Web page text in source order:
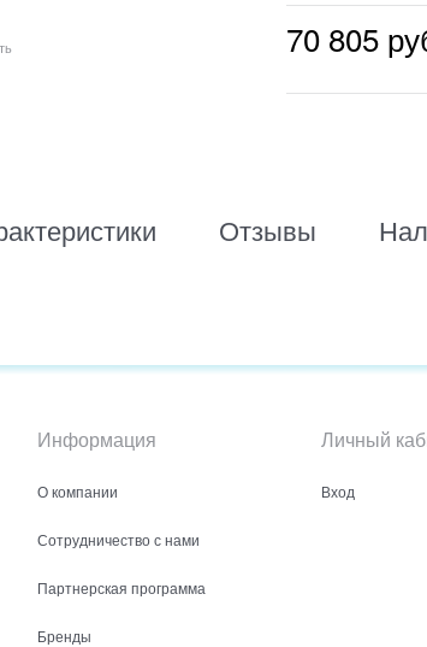
70 805
Отзывы
Информация
О компании
Сотрудничество с нами
Партнерская программа
Бренды
Личный
Вход